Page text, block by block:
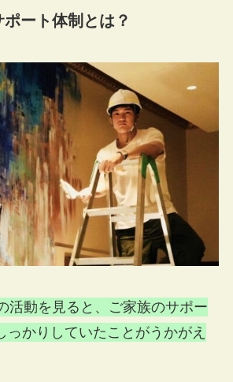
ート体制とは？
活動を見ると、ご家族のサポー
っかりしていたことがうかがえ